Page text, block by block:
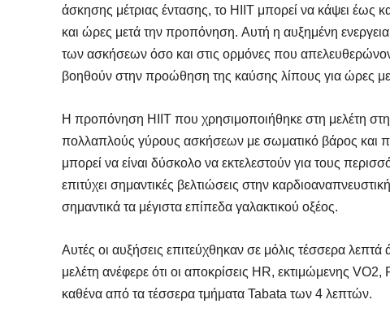
άσκησης μέτριας έντασης, το HIIT μπορεί να κάψει έως
και ώρες μετά την προπόνηση. Αυτή η αυξημένη
των ασκήσεων όσο και στις ορμόνες που
βοηθούν στην προώθηση της καύσης λίπους για ώρες
Η προπόνηση HIIT που χρησιμοποιήθηκε στη μελέτη
πολλαπλούς γύρους ασκήσεων με σωματικό βάρος και
μπορεί να είναι δύσκολο να εκτελεστούν για τους
επιτύχει σημαντικές βελτιώσεις στην
σημαντικά τα μέγιστα επίπεδα γαλακτικού οξέος.
Αυτές οι αυξήσεις επιτεύχθηκαν σε μόλις τέσσερα
μελέτη ανέφερε ότι οι αποκρίσεις HR, εκτιμώμενης
καθένα από τα τέσσερα τμήματα Tabata των 4 λεπτών.